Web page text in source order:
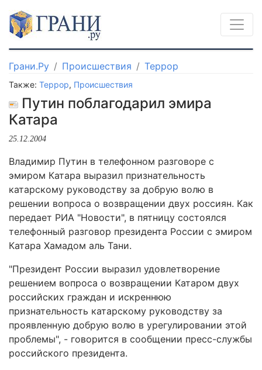
Грани.Ру Происшествия Террор
Также: Террор, Происшествия
Путин поблагодарил эмира
Катара
25.12.2004
Владимир Путин в телефонном разговоре с
эмиром Катара выразил признательность
катарскому руководству за добрую волю в
решении вопроса о возвращении двух россиян. Как
передает РИА "Новости", в пятницу состоялся
телефонный разговор президента России с эмиром
Катара Хамадом аль Тани.
"Президент России выразил удовлетворение
решением вопроса о возвращении Катаром двух
российских граждан и искреннюю
признательность катарскому руководству за
проявленную добрую волю в урегулировании этой
проблемы", - говорится в сообщении пресс-службы
российского президента.